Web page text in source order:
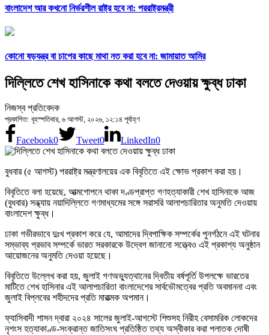
বাংলাদেশ আর কখনো নির্ভরশীল রাষ্ট্র হবে না: পররাষ্ট্রমন্ত্রী
কোনো ষড়যন্ত্র বা চাপের কাছে মাথা নত করা হবে না: জামায়াত আমির
দিল্লিতে শেখ হাসিনাকে কথা বলতে দেওয়ায় ক্ষুব্ধ ঢাকা
নিজস্ব প্রতিবেদক
প্রকাশিত: বৃহস্পতিবার, ৬ আগস্ট, ২০২৬, ১২:১৪ পূর্বাহ্ণ
Facebook0 Tweet0 LinkedIn0
বুধবার (৫ আগস্ট) পররাষ্ট্র মন্ত্রণালয়ের এক বিবৃতিতে এই ক্ষোভ প্রকাশ করা হয়।
বিবৃতিতে বলা হয়েছে, আত্মগোপনে থাকা দণ্ডপ্রাপ্ত গণহত্যাকারী শেখ হাসিনাকে আজ
(বুধবার) সন্ধ্যায় নয়াদিল্লিতে গণমাধ্যমের সঙ্গে সরাসরি আলাপচারিতার অনুমতি দেওয়ায়
বাংলাদেশ ক্ষুব্ধ।
ঢাকা গভীরভাবে দুঃখ প্রকাশ করে যে, আমাদের দ্বিপাক্ষিক সম্পর্কের পুনর্গঠনে এই ঘটনার
সম্ভাব্য প্রভাব সম্পর্কে ভারত সরকারকে উদ্বেগ জানানো সত্ত্বেও এই প্রকাশ্য অনুষ্ঠান
আয়োজনের অনুমতি দেওয়া হয়েছে।
বিবৃতিতে উল্লেখ করা হয়, জুলাই গণঅভ্যুত্থানের দ্বিতীয় বর্ষপূর্তি উপলক্ষে ভারতের
মাটিতে শেখ হাসিনার এই আলাপচারিতা বাংলাদেশের সার্বভৌমত্বের প্রতি অবমাননা এবং
জুলাই বিপ্লবের শহীদদের প্রতি মারাত্মক অপমান।
ফ্যাসিবাদী শাসন দ্বারা ২০২৪ সালের জুলাই-আগস্টে শিশুসহ নিরীহ বেসামরিক লোকদের
নৃশংস হত্যাকাণ্ড-সংক্রান্ত জাতিসংঘ প্রতিষ্ঠিত তথ্য অস্বীকার করা পলাতক দোষী